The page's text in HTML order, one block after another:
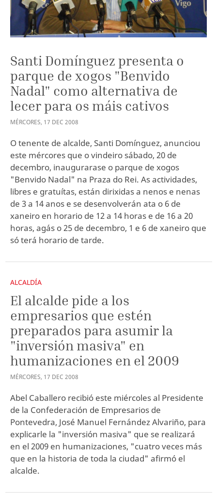
Santi Domínguez presenta o
parque de xogos "Benvido
Nadal" como alternativa de
lecer para os máis cativos
MÉRCORES, 17 DEC 2008
O tenente de alcalde, Santi Domínguez, anunciou
este mércores que o vindeiro sábado, 20 de
decembro, inaugurarase o parque de xogos
"Benvido Nadal" na Praza do Rei. As actividades,
libres e gratuítas, están dirixidas a nenos e nenas
de 3 a 14 anos e se desenvolverán ata o 6 de
xaneiro en horario de 12 a 14 horas e de 16 a 20
horas, agás o 25 de decembro, 1 e 6 de xaneiro que
só terá horario de tarde.
ALCALDÍA
El alcalde pide a los
empresarios que estén
preparados para asumir la
"inversión masiva" en
humanizaciones en el 2009
MÉRCORES, 17 DEC 2008
Abel Caballero recibió este miércoles al Presidente
de la Confederación de Empresarios de
Pontevedra, José Manuel Fernández Alvariño, para
explicarle la "inversión masiva" que se realizará
en el 2009 en humanizaciones, "cuatro veces más
que en la historia de toda la ciudad" afirmó el
alcalde.